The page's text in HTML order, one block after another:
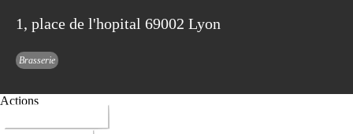
1, place de l'hopital 69002 Lyon
Brasserie
Actions